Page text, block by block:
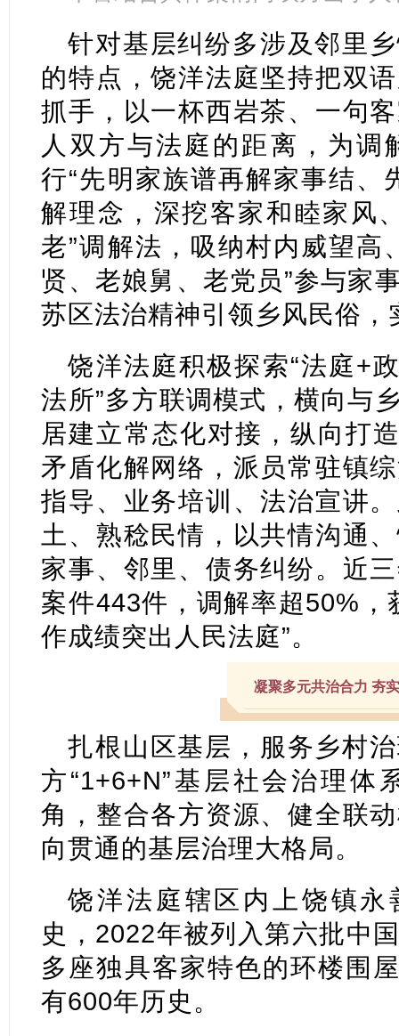
针对基层纠纷多涉及邻里
的特点，饶洋法庭坚持把双
抓手，以一杯西岩茶、一句
人双方与法庭的距离，为
行“先明家族谱再解家事结、
解理念，深挖客家和睦家风
老”调解法，吸纳村内威望高
贤、老娘舅、老党员”参与家
苏区法治精神引领乡风民俗
饶洋法庭积极探索“法庭+
法所”多方联调模式，横向与
居建立常态化对接，纵向打
矛盾化解网络，派员常驻镇
指导、业务培训、法治宣讲
土、熟稔民情，以共情沟通
家事、邻里、债务纠纷。近
案件443件，调解率超50%，
作成绩突出人民法庭”。
凝聚多元共治合力 夯
扎根山区基层，服务乡村
方“1+6+N”基层社会治理体
角，整合各方资源、健全联
向贯通的基层治理大格局。
饶洋法庭辖区内上饶镇
史，2022年被列入第六批中
多座独具客家特色的环楼围
有600年历史。